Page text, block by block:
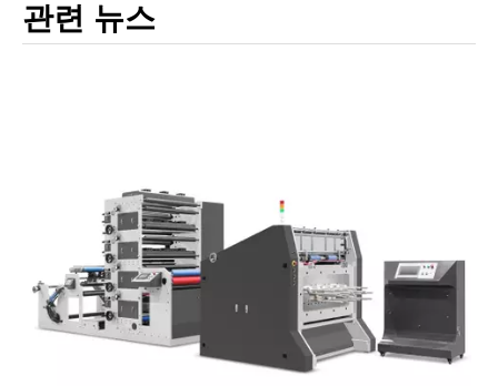
관련 뉴스